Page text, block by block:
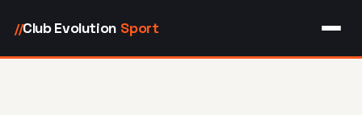
//Club Evolution Sport